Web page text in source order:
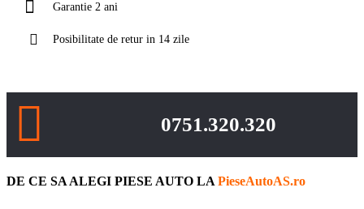
Garantie 2 ani
Posibilitate de retur in 14 zile
0751.320.320
DE CE SA ALEGI PIESE AUTO LA PieseAutoAS.ro